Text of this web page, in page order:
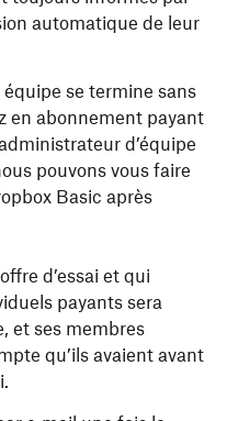
automatique de leur
équipe se termine sans
en abonnement payant
d’équipe
pouvons vous faire
Basic après
d’essai et qui
payants sera
et ses membres
qu’ils avaient avant